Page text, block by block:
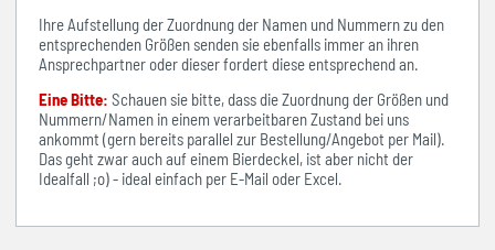
Ihre Aufstellung der Zuordnung der Namen und Nummern zu den
entsprechenden Größen senden sie ebenfalls immer an ihren
Ansprechpartner oder dieser fordert diese entsprechend an.
Eine Bitte: Schauen sie bitte, dass die Zuordnung der Größen und
Nummern/Namen in einem verarbeitbaren Zustand bei uns
ankommt (gern bereits parallel zur Bestellung/Angebot per Mail).
Das geht zwar auch auf einem Bierdeckel, ist aber nicht der
Idealfall ;o) - ideal einfach per E-Mail oder Excel.